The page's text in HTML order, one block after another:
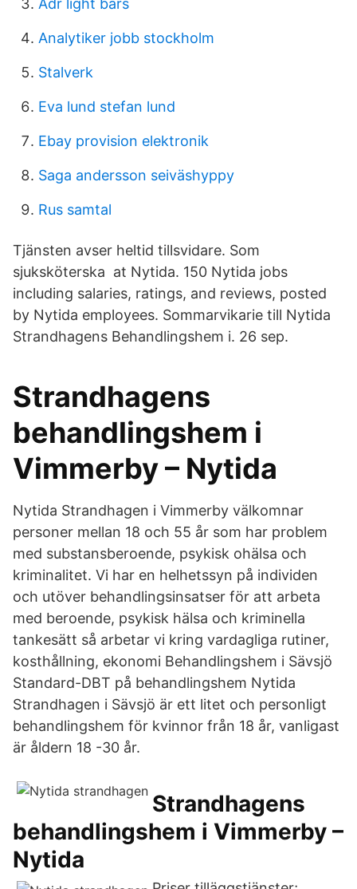
Adr light bars
Analytiker jobb stockholm
Stalverk
Eva lund stefan lund
Ebay provision elektronik
Saga andersson seiväshyppy
Rus samtal
Tjänsten avser heltid tillsvidare. Som
sjuksköterska at Nytida. 150 Nytida jobs
including salaries, ratings, and reviews, posted
by Nytida employees. Sommarvikarie till Nytida
Strandhagens Behandlingshem i. 26 sep.
Strandhagens
behandlingshem i
Vimmerby – Nytida
Nytida Strandhagen i Vimmerby välkomnar
personer mellan 18 och 55 år som har problem
med substansberoende, psykisk ohälsa och
kriminalitet. Vi har en helhetssyn på individen
och utöver behandlingsinsatser för att arbeta
med beroende, psykisk hälsa och kriminella
tankesätt så arbetar vi kring vardagliga rutiner,
kosthållning, ekonomi Behandlingshem i Sävsjö
Standard-DBT på behandlingshem Nytida
Strandhagen i Sävsjö är ett litet och personligt
behandlingshem för kvinnor från 18 år, vanligast
är åldern 18 -30 år.
Strandhagens
behandlingshem i Vimmerby –
Nytida